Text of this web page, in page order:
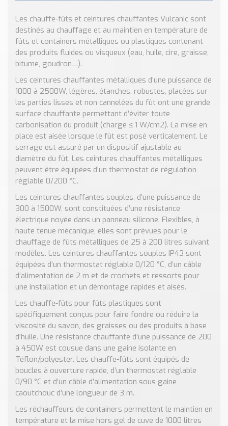
Conseils et Actualités
Catalogue des essentiels pour les brasseries et micro-
brasseries
Contact & Devis
Devis, Tarifs, Renseignements techniques
Les chauffe-fûts et ceintures chauffantes Vulcanic sont
destinés au chauffage et au maintien en température de
fûts et containers métalliques ou plastiques contenant
des produits fluides ou visqueux (eau, huile, cire, graisse,
bitume, goudron…).
Les ceintures chauffantes métalliques d’une puissance de
1000 à 2500W, légères, étanches, robustes, placées sur
les parties lisses et non cannelées du fût ont une grande
surface chauffante permettant d’éviter toute
carbonisation du produit (charge ≤ 1 W/cm2). La mise en
place est aisée lorsque le fût est posé verticalement. Le
serrage est assuré par un dispositif ajustable au
diamètre du fût. Les ceintures chauffantes métalliques
peuvent être équipées d’un thermostat de régulation
réglable 0/200 °C.
Les ceintures chauffantes souples, d’une puissance de
300 à 1500W, sont constituées d’une résistance
électrique noyée dans un panneau silicone. Flexibles, à
haute tenue mécanique, elles sont prévues pour le
chauffage de fûts métalliques de 25 à 200 litres suivant
modèles. Les ceintures chauffantes souples IP43 sont
équipées d’un thermostat réglable 0/120 °C, d’un câble
d’alimentation de 2 m et de crochets et ressorts pour
une installation et un démontage rapides et aisés.
Les chauffe-fûts pour fûts plastiques sont
spécifiquement conçus pour faire fondre ou réduire la
viscosité du savon, des graisses ou des produits à base
d’huile. Une résistance chauffante d’une puissance de 200
à 450W est cousue dans une gaine isolante en
Téflon/polyester. Les chauffe-fûts sont équipés de
boucles à ouverture rapide, d’un thermostat réglable
0/90 °C et d’un câble d’alimentation sous gaine
caoutchouc d’une longueur de 3 m.
Les réchauffeurs de containers permettent le maintien en
température et la mise hors gel de cuve de 1000 litres